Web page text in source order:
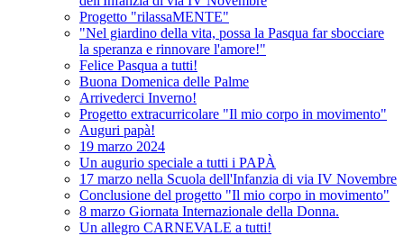
Progetto "rilassaMENTE"
"Nel giardino della vita, possa la Pasqua far sbocciare
la speranza e rinnovare l'amore!"
Felice Pasqua a tutti!
Buona Domenica delle Palme
Arrivederci Inverno!
Progetto extracurricolare "Il mio corpo in movimento"
Auguri papà!
19 marzo 2024
Un augurio speciale a tutti i PAPÀ
17 marzo nella Scuola dell'Infanzia di via IV Novembre
Conclusione del progetto "Il mio corpo in movimento"
8 marzo Giornata Internazionale della Donna.
Un allegro CARNEVALE a tutti!